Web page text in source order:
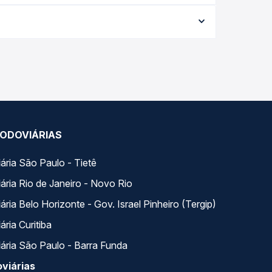
oferta para o seu roteiro.
São Paulo - Tietê
Rio de Janeiro - Novo Rio
Belo Horizonte - Gov. Israel Pinheiro (Tergip)
Curitiba
São Paulo - Barra Funda